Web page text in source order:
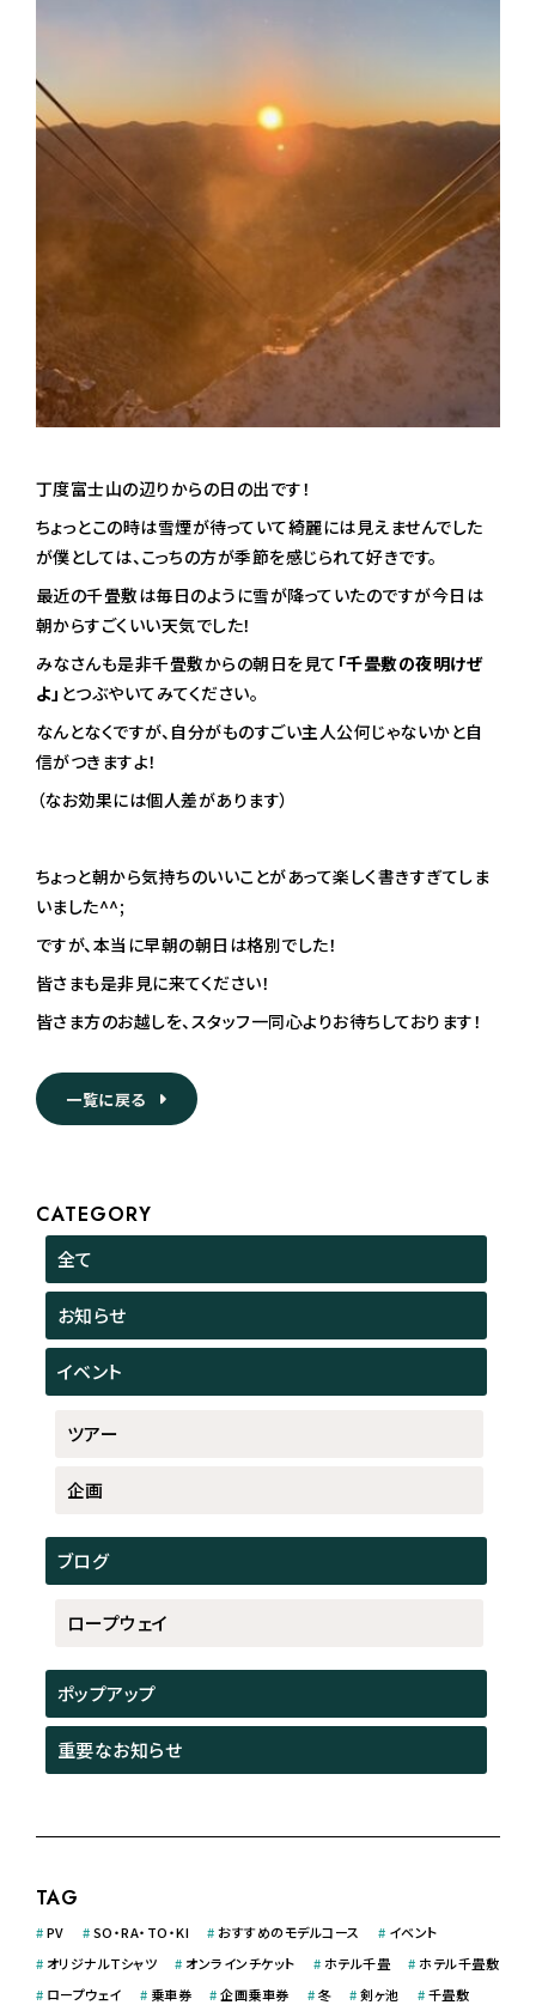
丁度富士山の辺りからの日の出です！
ちょっとこの時は雪煙が待っていて綺麗には見えませんでした
が僕としては、こっちの方が季節を感じられて好きです。
最近の千畳敷は毎日のように雪が降っていたのですが今日は
朝からすごくいい天気でした！
みなさんも是非千畳敷からの朝日を見て 「千畳敷の夜明けぜ
よ」 とつぶやいてみてください。
なんとなくですが、自分がものすごい主人公何じゃないかと自
信がつきますよ！
（なお効果には個人差があります）
ちょっと朝から気持ちのいいことがあって楽しく書きすぎてしま
いました^^;
ですが、本当に早朝の朝日は格別でした！
皆さまも是非見に来てください！
皆さま方のお越しを、スタッフ一同心よりお待ちしております！
一覧に戻る
CATEGORY
全て
お知らせ
イベント
ツアー
企画
ブログ
ロープウェイ
ポップアップ
重要なお知らせ
TAG
#PV #SO・RA・TO・KI #おすすめのモデルコース # イベント
# オリジナルＴシャツ # オンラインチケット # ホテル千畳 # ホテル千畳敷
# ロープウェイ # 乗車券 #企画乗車券 #冬 #剣ヶ池 #千畳敷